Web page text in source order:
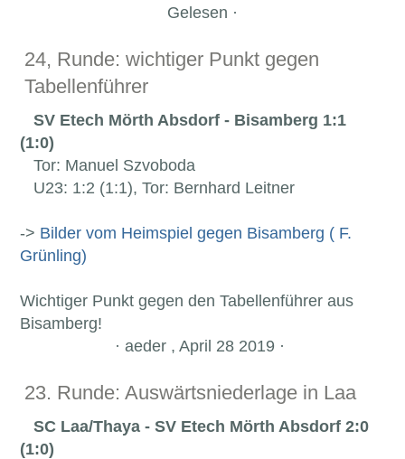
Gelesen ·
24, Runde: wichtiger Punkt gegen
Tabellenführer
SV Etech Mörth Absdorf - Bisamberg 1:1
(1:0)
Tor: Manuel Szvoboda
U23: 1:2 (1:1), Tor: Bernhard Leitner
-> Bilder vom Heimspiel gegen Bisamberg ( F.
Grünling)
Wichtiger Punkt gegen den Tabellenführer aus
Bisamberg!
· aeder , April 28 2019 ·
23. Runde: Auswärtsniederlage in Laa
SC Laa/Thaya - SV Etech Mörth Absdorf 2:0
(1:0)